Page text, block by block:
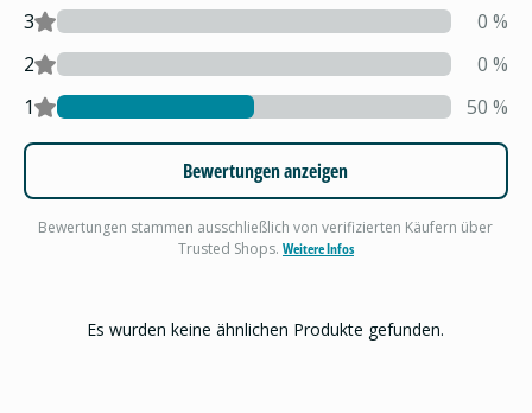
3
0 %
2
0 %
1
50 %
Bewertungen anzeigen
Bewertungen stammen ausschließlich von verifizierten Käufern über
Trusted Shops. Weitere Infos
Es wurden keine ähnlichen Produkte gefunden.